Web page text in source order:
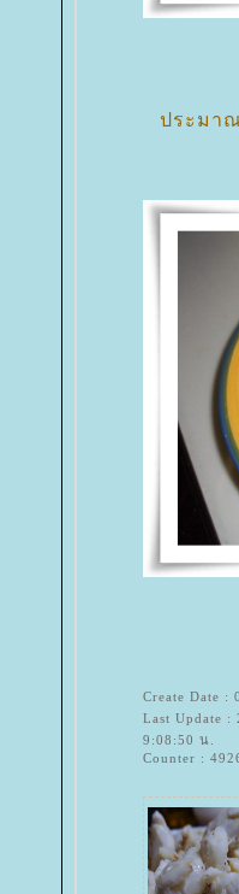
ประมา
Create Date :
Last Update
9:08:50 น.
Counter :